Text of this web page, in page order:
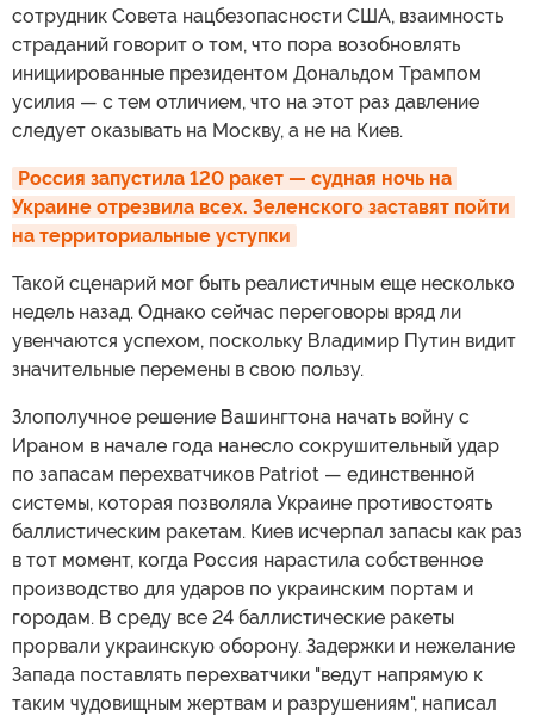
сотрудник Совета нацбезопасности США, взаимность
страданий говорит о том, что пора возобновлять
инициированные президентом Дональдом Трампом
усилия — с тем отличием, что на этот раз давление
следует оказывать на Москву, а не на Киев.
Россия запустила 120 ракет — судная ночь на
Украине отрезвила всех. Зеленского заставят пойти
на территориальные уступки
Такой сценарий мог быть реалистичным еще несколько
недель назад. Однако сейчас переговоры вряд ли
увенчаются успехом, поскольку Владимир Путин видит
значительные перемены в свою пользу.
Злополучное решение Вашингтона начать войну с
Ираном в начале года нанесло сокрушительный удар
по запасам перехватчиков Patriot — единственной
системы, которая позволяла Украине противостоять
баллистическим ракетам. Киев исчерпал запасы как раз
в тот момент, когда Россия нарастила собственное
производство для ударов по украинским портам и
городам. В среду все 24 баллистические ракеты
прорвали украинскую оборону. Задержки и нежелание
Запада поставлять перехватчики "ведут напрямую к
таким чудовищным жертвам и разрушениям", написал